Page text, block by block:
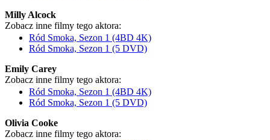
Milly Alcock
Zobacz inne filmy tego aktora:
Ród Smoka, Sezon 1 (4BD 4K)
Ród Smoka, Sezon 1 (5 DVD)
Emily Carey
Zobacz inne filmy tego aktora:
Ród Smoka, Sezon 1 (4BD 4K)
Ród Smoka, Sezon 1 (5 DVD)
Olivia Cooke
Zobacz inne filmy tego aktora: